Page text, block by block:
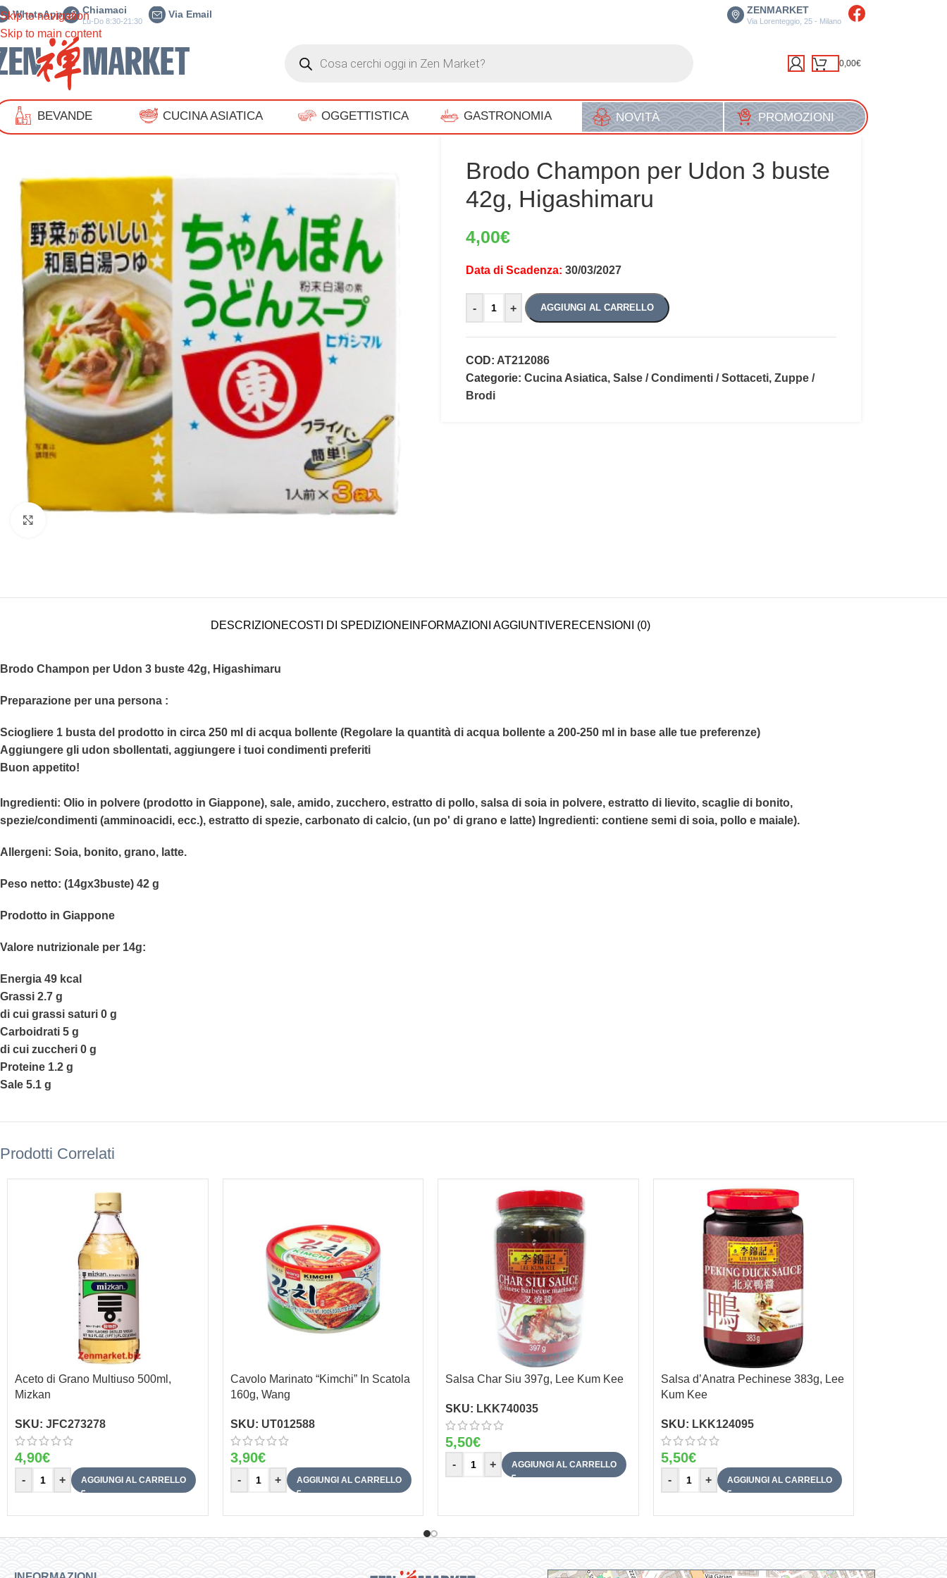
Skip to navigation
Skip to main content
WhatsApp Chiamaci
Lu-Do 8:30-21:30
Via Email ZENMARKET
Via Lorenteggio, 25 - Milano
0,00€
BEVANDE CUCINA ASIATICA OGGETTISTICA GASTRONOMIA NOVITÀ PROMOZIONI
Brodo Champon per Udon 3 buste
42g, Higashimaru
4,00€
Data di Scadenza: 30/03/2027
- + AGGIUNGI AL CARRELLO
COD: AT212086
Categorie: Cucina Asiatica, Salse / Condimenti / Sottaceti, Zuppe /
Brodi
Alternative:
DESCRIZIONECOSTI DI SPEDIZIONE INFORMAZIONI AGGIUNTIVERECENSIONI (0)
Brodo Champon per Udon 3 buste 42g, Higashimaru
Preparazione per una persona :
Sciogliere 1 busta del prodotto in circa 250 ml di acqua bollente (Regolare la quantità di acqua bollente a 200-250 ml in base alle tue preferenze)
Aggiungere gli udon sbollentati, aggiungere i tuoi condimenti preferiti
Buon appetito!
Ingredienti: Olio in polvere (prodotto in Giappone), sale, amido, zucchero, estratto di pollo, salsa di soia in polvere, estratto di lievito, scaglie di bonito,
spezie/condimenti (amminoacidi, ecc.), estratto di spezie, carbonato di calcio, (un po' di grano e latte) Ingredienti: contiene semi di soia, pollo e maiale).
Allergeni: Soia, bonito, grano, latte.
Peso netto: (14gx3buste) 42 g
Prodotto in Giappone
Valore nutrizionale per 14g:
Energia 49 kcal
Grassi 2.7 g
di cui grassi saturi 0 g
Carboidrati 5 g
di cui zuccheri 0 g
Proteine 1.2 g
Sale 5.1 g
Prodotti Correlati
Aceto di Grano Multiuso 500ml,
Mizkan
SKU: JFC273278
4,90€
- + AGGIUNGI AL CARRELLO
Cavolo Marinato “Kimchi” In Scatola
160g, Wang
SKU: UT012588
3,90€
- + AGGIUNGI AL CARRELLO
Salsa Char Siu 397g, Lee Kum Kee
SKU: LKK740035
5,50€
- + AGGIUNGI AL CARRELLO
Salsa d’Anatra Pechinese 383g, Lee
Kum Kee
SKU: LKK124095
5,50€
- + AGGIUNGI AL CARRELLO